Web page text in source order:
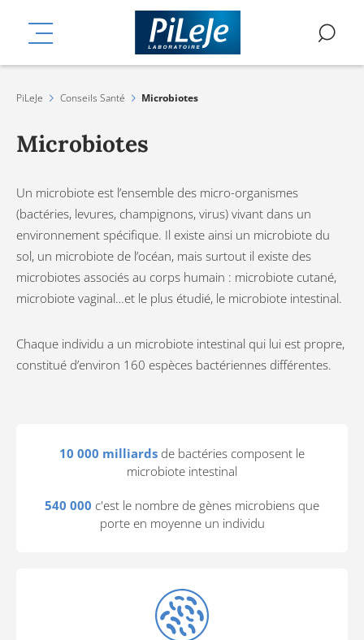
MENU
PiLeJe Conseils Santé Microbiotes
Microbiotes
Un microbiote est l’ensemble des micro-organismes
(bactéries, levures, champignons, virus) vivant dans un
environnement spécifique. Il existe ainsi un microbiote du
sol, un microbiote de l’océan, mais surtout il existe des
microbiotes associés au corps humain : microbiote cutané,
microbiote vaginal…et le plus étudié, le microbiote intestinal.
Chaque individu a un microbiote intestinal qui lui est propre,
constitué d’environ 160 espèces bactériennes différentes.
10 000 milliards de bactéries composent le
microbiote intestinal
540 000 c'est le nombre de gènes microbiens que
porte en moyenne un individu